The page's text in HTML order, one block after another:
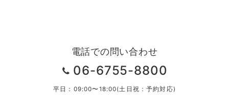
電話での問い合わせ
06-6755-8800
平日：09:00〜18:00(土日祝：予約対応)